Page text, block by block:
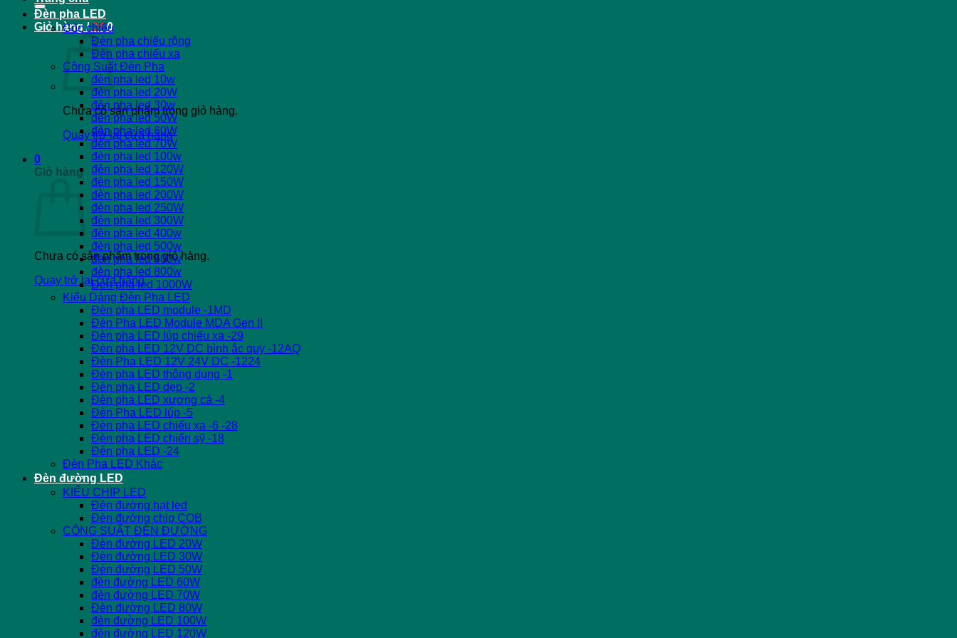
Giỏ hàng /0₫ 0
Chưa có sản phẩm trong giỏ hàng.
Quay trở lại cửa hàng
0
Giỏ hàng
Chưa có sản phẩm trong giỏ hàng.
Quay trở lại cửa hàng
Đèn pha LED
Góc chiếu
Đèn pha chiếu rộng
Đèn pha chiếu xa
Công Suất Đèn Pha
đèn pha led 10w
đèn pha led 20W
đèn pha led 30w
đèn pha led 50W
đèn pha led 60W
đèn pha led 70W
đèn pha led 100w
đèn pha led 120W
đèn pha led 150W
đèn pha led 200W
đèn pha led 250W
đèn pha led 300W
đèn pha led 400w
đèn pha led 500w
đèn pha led 600w
đèn pha led 800w
Đèn pha led 1000W
Kiểu Dáng Đèn Pha LED
Đèn pha LED module -1MD
Đèn Pha LED Module MDA Gen II
Đèn pha LED lúp chiếu xa -29
Đèn pha LED 12V DC bình ắc quy -12AQ
Đèn Pha LED 12V 24V DC -1224
Đèn pha LED thông dụng -1
Đèn pha LED dẹp -2
Đèn pha LED xương cá -4
Đèn Pha LED lúp -5
Đèn pha LED chiếu xa -6 -28
Đèn pha LED chiến sỹ -18
Đèn pha LED -24
Đèn Pha LED Khác
Đèn đường LED
KIỂU CHIP LED
Đèn đường hạt led
Đèn đường chip COB
CÔNG SUẤT ĐÈN ĐƯỜNG
Đèn đường LED 20W
Đèn đường LED 30W
Đèn đường LED 50W
đèn đường LED 60W
đèn đường LED 70W
Đèn đường LED 80W
đèn đường LED 100W
đèn đường LED 120W